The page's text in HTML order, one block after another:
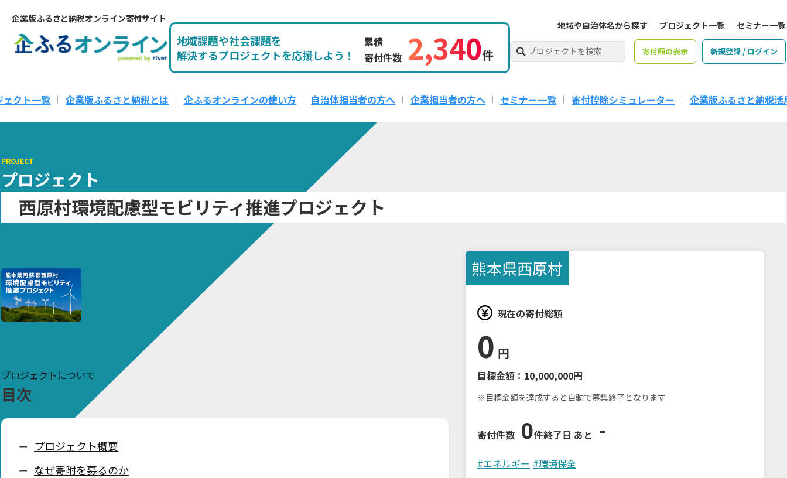
企業版ふるさと納税オンライン寄付サイト
地域課題や社会課題を
解決するプロジェクトを応援しよう！
累積
寄付件数 2,340件
地域や自治体名から探す プロジェクト一覧 セミナー一覧
寄付額の表示 新規登録 / ログイン
ェクト一覧 企業版ふるさと納税とは 企ふるオンラインの使い方 自治体担当者の方へ 企業担当者の方へ セミナー一覧 寄付控除シミュレーター 企業版ふるさと納税活
PROJECT
プロジェクト
西原村環境配慮型モビリティ推進プロジェクト
プロジェクトについて
目次
ー プロジェクト概要
ー なぜ寄附を募るのか
熊本県西原村
現在の寄付総額
0 円
目標金額： 10,000,000円
※目標金額を達成すると自動で募集終了となります
寄付件数 0件終了日 あと -
#エネルギー #環境保全